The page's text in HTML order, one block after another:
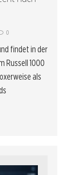
0
findet in der
Russell 1000
als